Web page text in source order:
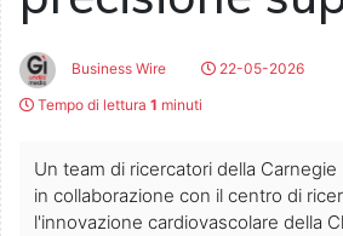
Business Wire
22-05-2026
Tempo di lettura 1 minuti
Un team di ricercatori della
in collaborazione con il centro di
l'innovazione cardiovascolare della